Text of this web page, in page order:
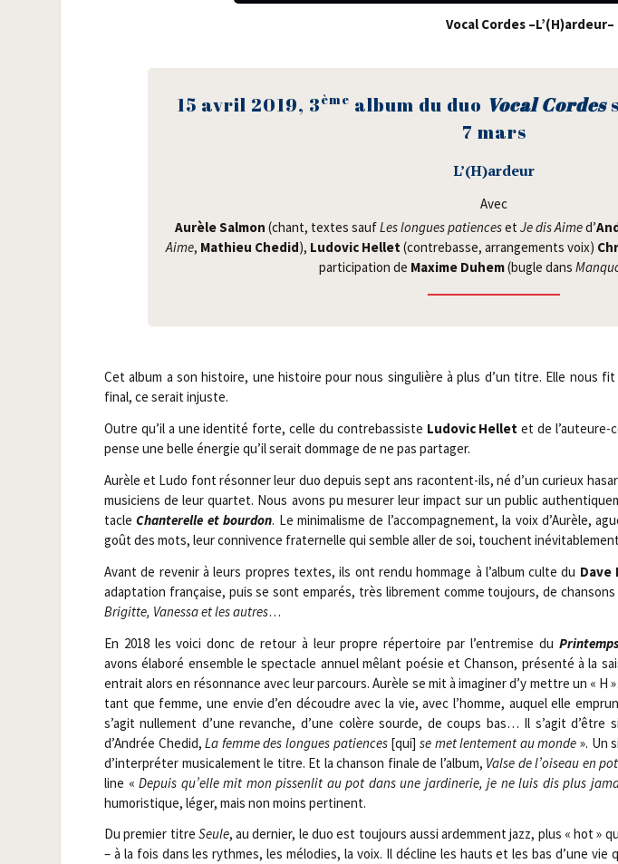
Vocal Cordes –L’(H)ardeur–
15 avril 2019, 3ème album du duo Vocal Cordes
7 mars
L’(H)ardeur
Avec
Aurèle Sal­mon (chant, textes saufLes longues patiencesetJe dis Aimed’
Aime, Mathieu Che­did), Ludo­vic Hel­let(contre­basse, arran­ge­ments voix)
par­ti­ci­pa­tion de Maxime Duhem(bugle dans
Cet album a son his­toire, une his­toire pour nous sin­gu­lière à plus d’un titre. Elle nous
final, ce serait injuste.
Outre qu’il a une iden­ti­té forte, celle du contre­bas­siste Ludo­vic Hel­let et de l’auteure-
pense une belle éner­gie qu’il serait dom­mage de ne pas partager.
Aurèle et Ludo font réson­ner leur duo depuis sept ans racontent-ils, né d’un curieux
musi­ciens de leur quar­tet. Nous avons pu mesu­rer leur impact sur un public
tacleChan­te­relle et bour­don. Le mini­ma­lisme de l’accompagnement, la voix d’Aurèle,
goût des mots, leur conni­vence fra­ter­nelle qui semble aller de soi, touchent
Avant de reve­nir à leurs propres textes, ils ont ren­du hom­mage à l’album culte du Dave
adap­ta­tion fran­çaise, puis se sont empa­rés, très libre­ment comme tou­jours, de
Bri­gitte, Vanes­sa et les autres…
En 2018 les voi­ci donc de retour à leur propre réper­toire par l’entremise du
avons éla­bo­ré ensemble le spec­tacle annuel mêlant poé­sie et Chan­son, pré­sen­té à la
entrait alors en réson­nance avec leur par­cours. Aurèle se mit à ima­gi­ner d’y mettre un « H
tant que femme, une envie d’en découdre avec la vie, avec l’homme, auquel elle
s’agit nul­le­ment d’une revanche, d’une colère sourde, de coups bas… Il s’agit
d’Andrée Che­did,La femme des longues patiences[qui] se met len­te­ment au monde ». Un
d’interpréter musi­ca­le­ment le titre. Et la chan­son finale de l’album, Valse de l’oiseau en pot
line «Depuis qu’elle mit mon pis­sen­lit au pot dans une jar­di­ne­rie, je ne luis dis plus
humo­ris­tique, léger, mais non moins pertinent.
Du pre­mier titre Seule, au der­nier, le duo est tou­jours aus­si ardem­ment jazz, plus « hot »
– à la fois dans les rythmes, les mélo­dies, la voix. Il décline les hauts et les bas d’une